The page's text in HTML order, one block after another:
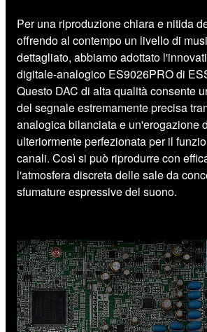
Per una riproduzione chiara e nitida
offrendo al contempo un livello di
dettagliato, abbiamo adottato
digitale-analogico ES9026PRO di
Questo DAC di alta qualità consente
del segnale estremamente precisa
analogica bilanciata e un'erogazione
ulteriormente perfezionata per il
canali. Così si può riprodurre con
l'atmosfera discreta delle sale da
sfumature espressive del suono.